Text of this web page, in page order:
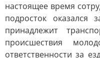
настоящее время
подросток
принадлежит
происшествия
ответственности за